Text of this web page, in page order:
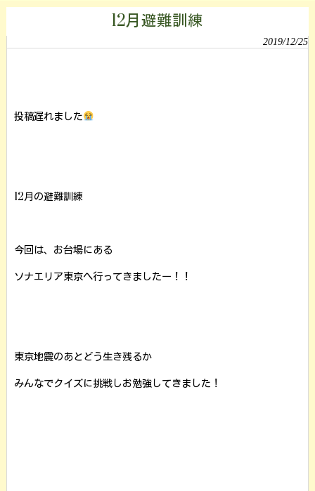
12月避難訓練
2019/12/25
投稿遅れました
12月の避難訓練
今回は、お台場にある
ソナエリア東京へ行ってきましたー！！
東京地震のあとどう生き残るか
みんなでクイズに挑戦しお勉強してきました！